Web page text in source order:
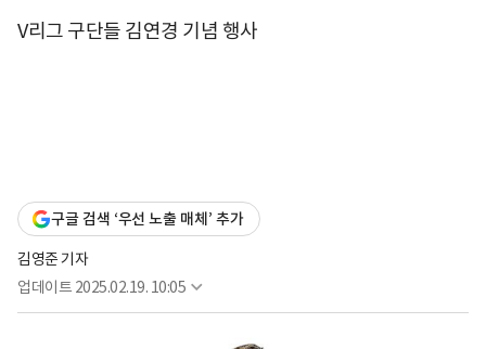
V리그 구단들 김연경 기념 행사
구글 검색 ‘우선 노출 매체’ 추가
김영준 기자
업데이트 2025.02.19. 10:05